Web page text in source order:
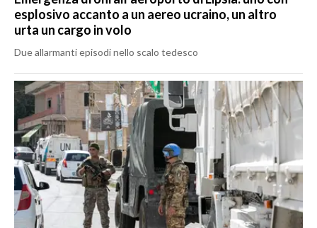
esplosivo accanto a un aereo ucraino, un altro
urta un cargo in volo
Due allarmanti episodi nello scalo tedesco